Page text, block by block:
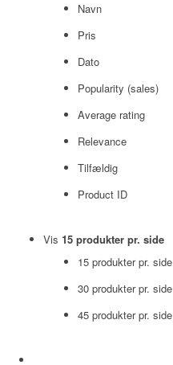
Navn
Pris
Dato
Popularity (sales)
Average rating
Relevance
Tilfældig
Product ID
Vis 15 produkter pr. side
15 produkter pr. side
30 produkter pr. side
45 produkter pr. side